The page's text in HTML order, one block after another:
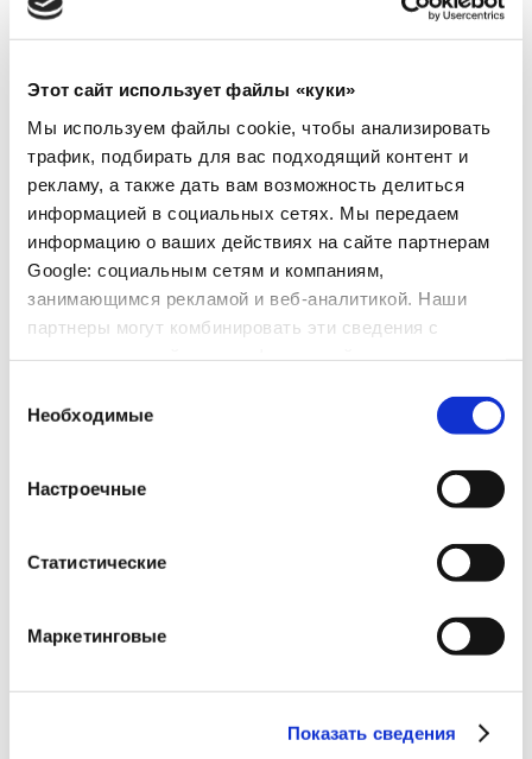
Этот сайт использует файлы «куки»
Мы используем файлы cookie, чтобы анализировать
трафик, подбирать для вас подходящий контент и
рекламу, а также дать вам возможность делиться
информацией в социальных сетях. Мы передаем
информацию о ваших действиях на сайте партнерам
Google: социальным сетям и компаниям,
занимающимся рекламой и веб-аналитикой. Наши
партнеры могут комбинировать эти сведения с
вами их сервисов.
согласия
Необходимые
Настроечные
Статистические
Маркетинговые
Показать сведения
Невидимая солнцезащитная помада